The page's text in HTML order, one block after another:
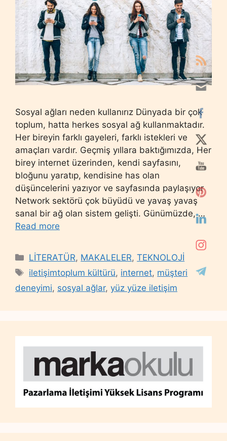
Sosyal ağları neden kullanırız Dünyada bir çok
toplum, hatta herkes sosyal ağ kullanmaktadır.
Her bireyin farklı gayeleri, farklı istekleri ve
amaçları vardır. Geçmiş yıllara baktığımızda, Her
birey internet üzerinden, kendi sayfasını,
bloğunu yaratıp, kendisine has olan
düşüncelerini yazıyor ve sayfasında paylaşıyor
Network sektörü çok büyüdü ve yavaş yavaş
sanal bir ağ olan sistem gelişti. Günümüzde, …
Read more
Categories
LİTERATÜR, MAKALELER,TEKNOLOJİ
Tags
iletişimtoplum kültürü, internet, müşteri
deneyimi, sosyal ağlar, yüz yüze iletişim